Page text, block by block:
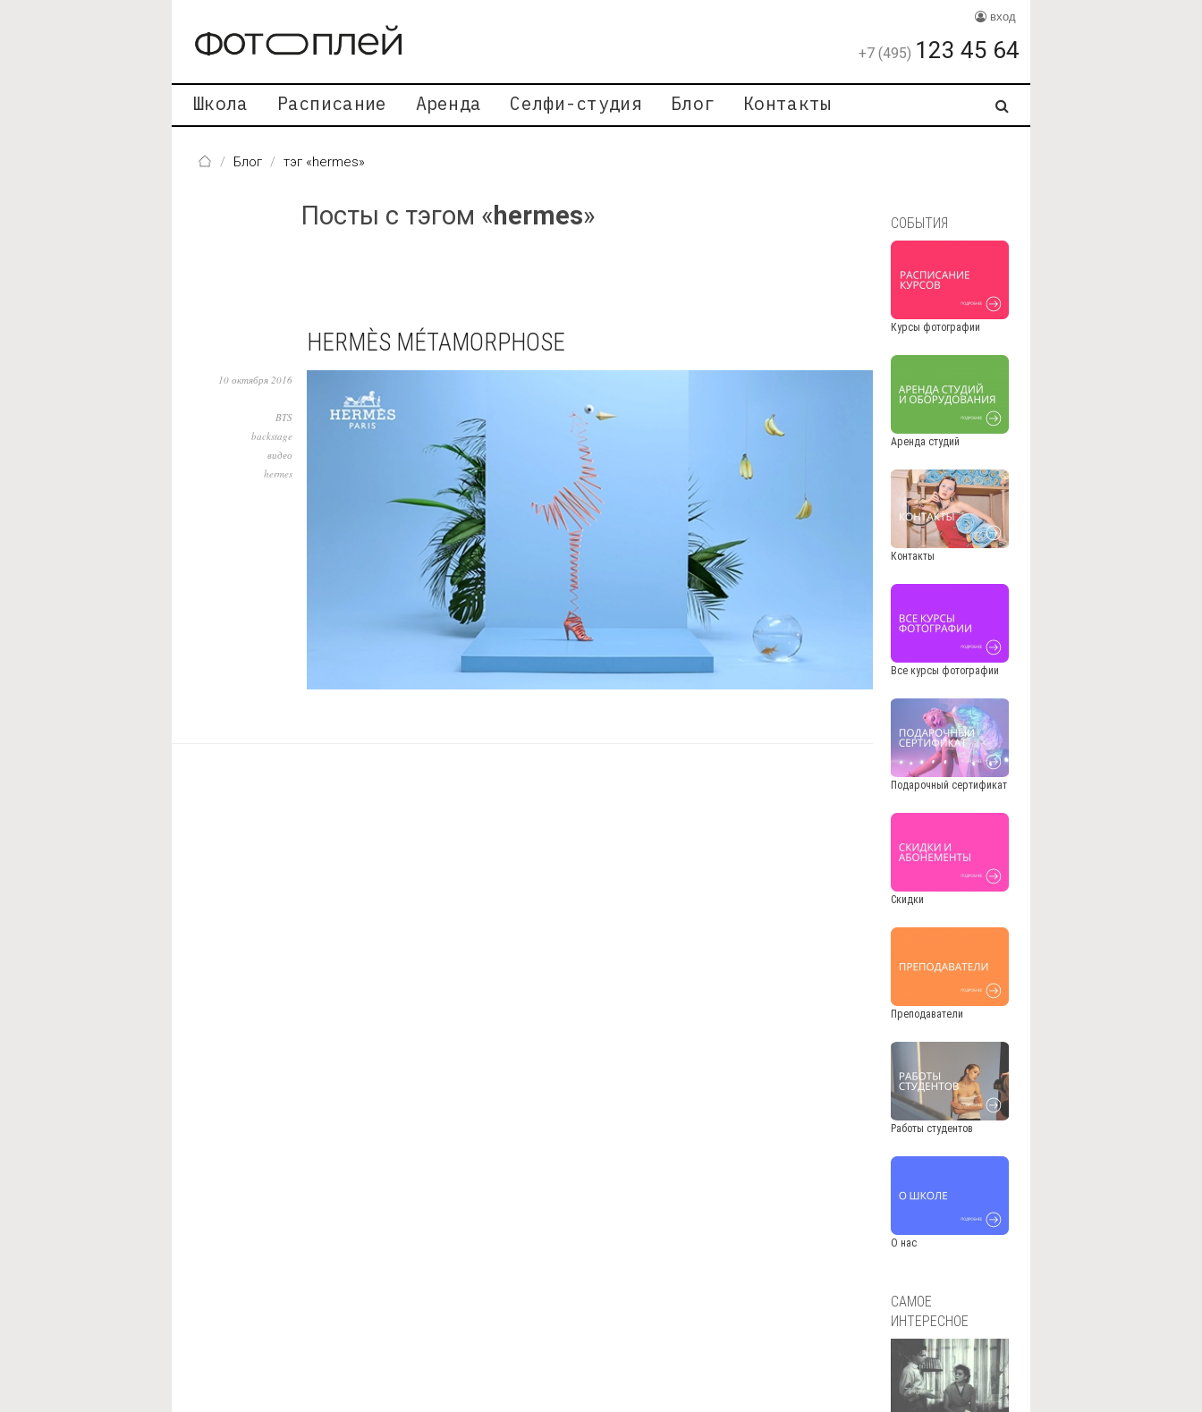
вход
+7 (495) 123 45 64
Школа Расписание Аренда Селфи-студия Блог Контакты
Блог тэг «hermes»
Посты с тэгом « hermes»
HERMÈS MÉTAMORPHOSE
10 октября 2016
BTS
backstage
видео
hermes
СОБЫТИЯ
Курсы фотографии
Аренда студий
Контакты
Все курсы фотографии
Подарочный сертификат
Скидки
Преподаватели
Работы студентов
О нас
САМОЕ
ИНТЕРЕСНОЕ